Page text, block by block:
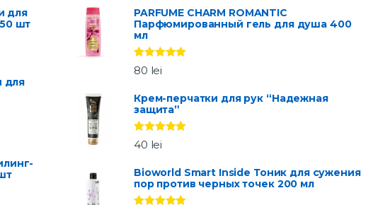
шт
PARFUME CHARM ROMANTIC
Парфюмированный гель для душа 400
мл
Оценка
из 5
80 lei
Крем-перчатки для рук “Надежная
защита”
Оценка
из 5
40 lei
Bioworld Smart Inside Тоник для сужения
пор против черных точек 200 мл